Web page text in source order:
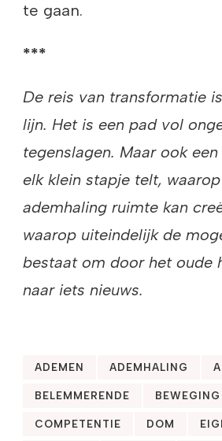
te gaan.
***
De reis van transformatie
lijn. Het is een pad vol
tegenslagen. Maar ook
elk klein stapje telt,
ademhaling ruimte kan
waarop uiteindelijk de
bestaat om door het oude
naar iets nieuws.
ADEMEN ADEMHALING
BELEMMERENDE BEWEGING
COMPETENTIE DOM